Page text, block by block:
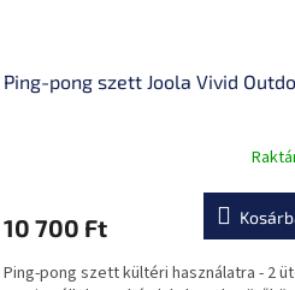
Ping-pong szett Joola Vivid
10 700 Ft
Ping-pong szett kültéri használatra - 2